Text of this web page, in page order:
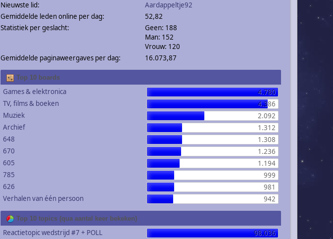
Nieuwste lid:
Aardappeltje92
Gemiddelde leden online per dag:
52,82
Statistiek per geslacht:
Geen: 188
Man: 152
Vrouw: 120
Gemiddelde paginaweergaves per dag:
16.073,87
Top 10 boards
Games & elektronica
4.780
TV, films & boeken
4.386
Muziek
2.092
Archief
1.312
648
1.308
670
1.236
605
1.194
785
999
626
981
Verhalen van één persoon
942
Top 10 topics (qua aantal keer bekeken)
Reactietopic wedstrijd #7 + POLL
98.036